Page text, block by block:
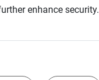
enhance security.